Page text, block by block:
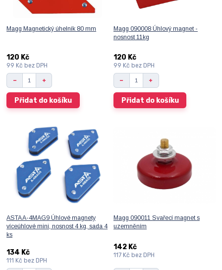
Magg Magnetický úhelník 80 mm
120 Kč
99 Kč bez DPH
Přidat do košíku
Magg 090008 Úhlový magnet -
nosnost 11kg
120 Kč
99 Kč bez DPH
Přidat do košíku
ASTA A-4MAG9 Úhlové magnety
víceúhlové mini, nosnost 4 kg, sada 4
ks
134 Kč
111 Kčbez DPH
Magg 090011 Svařecí magnet s
uzemněním
142 Kč
117 Kč bez DPH